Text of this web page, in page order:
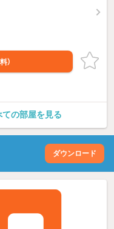
）
の部屋を見る
ダウンロード